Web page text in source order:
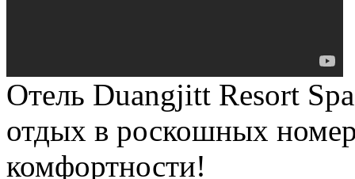
Отель Duangjitt Resort
отдых в роскошных
комфортности!